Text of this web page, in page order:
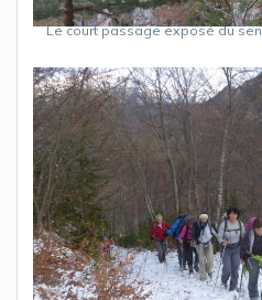
Le court passage exposé du